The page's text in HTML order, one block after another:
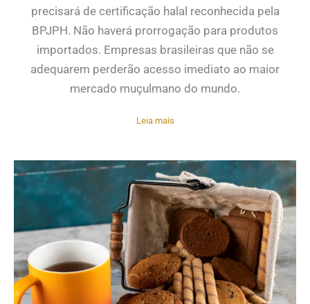
precisará de certificação halal reconhecida pela
BPJPH. Não haverá prorrogação para produtos
importados. Empresas brasileiras que não se
adequarem perderão acesso imediato ao maior
mercado muçulmano do mundo.
Leia mais